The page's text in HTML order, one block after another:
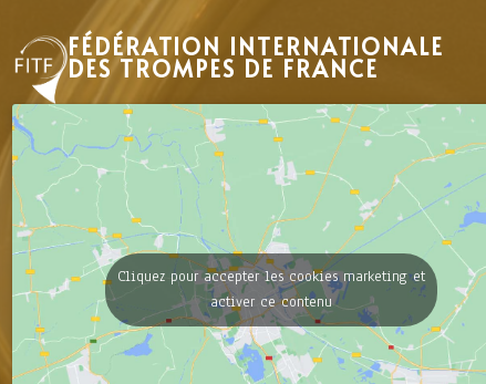
FÉDÉRATION INTERNATIONALE
DES TROMPES DE FRANCE
Cliquez pour accepter les cookies marketing et
activer ce contenu